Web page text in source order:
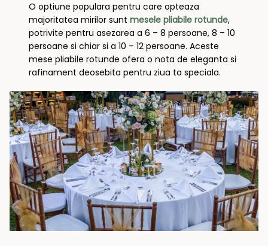
O optiune populara pentru care opteaza
majoritatea mirilor sunt mesele pliabile rotunde,
potrivite pentru asezarea a 6 – 8 persoane, 8 – 10
persoane si chiar si a 10 – 12 persoane. Aceste
mese pliabile rotunde ofera o nota de eleganta si
rafinament deosebita pentru ziua ta speciala.